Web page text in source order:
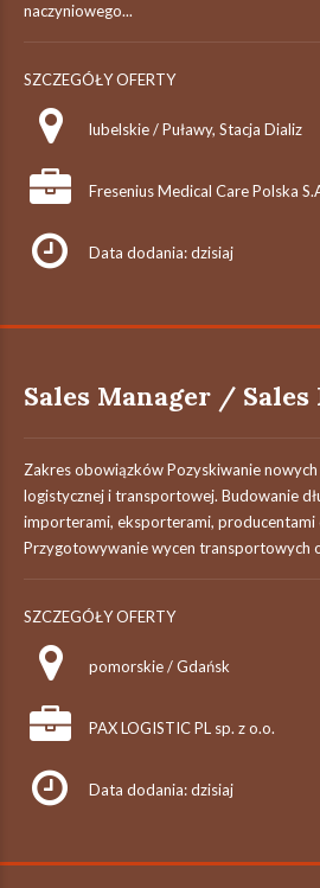
naczyniowego...
SZCZEGÓŁY OFERTY
lubelskie / Puławy, Stacja Dializ
Fresenius Medical Care Polska
Data dodania: dzisiaj
Sales Manager /
Zakres obowiązków Pozyskiwanie
logistycznej i transportowej. Budowanie
importerami, eksporterami, producentami
Przygotowywanie wycen transportowych
SZCZEGÓŁY OFERTY
pomorskie / Gdańsk
PAX LOGISTIC PL sp. z o.o.
Data dodania: dzisiaj